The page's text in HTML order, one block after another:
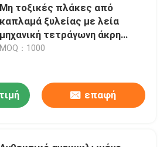
Μη τοξικές πλάκες από
καπλαμά ξυλείας με λεία
μηχανική τετράγωνη άκρη
πολλαπλών χρήσεων
MOQ：1000
επαφή